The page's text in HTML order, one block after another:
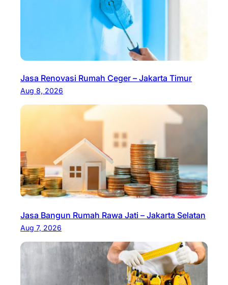
Jasa Renovasi Rumah Ceger – Jakarta Timur
Aug 8, 2026
Jasa Bangun Rumah Rawa Jati – Jakarta Selatan
Aug 7, 2026